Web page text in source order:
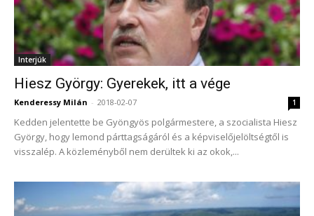
Interjúk
Hiesz György: Gyerekek, itt a vége
Kenderessy Milán - 2018-02-07 1
Kedden jelentette be Gyöngyös polgármestere, a szocialista Hiesz
György, hogy lemond párttagságáról és a képviselőjelöltségtől is
visszalép. A közleményből nem derültek ki az okok,...